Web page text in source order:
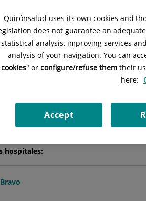
María
JEFE/A
DERMATOLOGÍA MÉDICO-
hospitales:
Quirónsalud uses its own cookies and
does not guarantee an
statistical analysis, improving services
analysis of your navigation. You can
cookies" or configure/refuse them their
here:
Accept